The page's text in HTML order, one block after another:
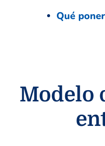
Qué
Modelo